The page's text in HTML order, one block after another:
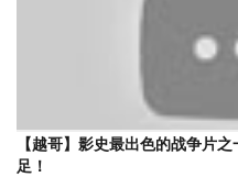
【越哥】影史最出色的战争片
足！